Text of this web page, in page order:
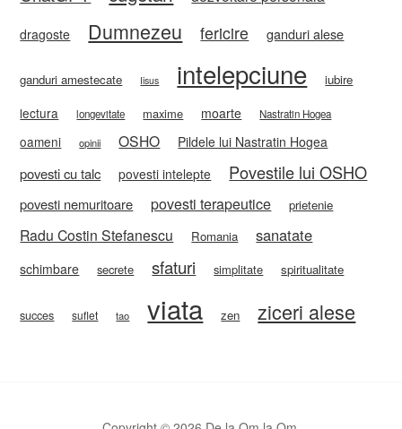
dragoste Dumnezeu fericire ganduri alese
ganduri amestecate Iisus intelepciune iubire
lectura longevitate maxime moarte Nastratin Hogea
oameni opinii OSHO Pildele lui Nastratin Hogea
povesti cu talc povesti intelepte Povestile lui OSHO
povesti nemuritoare povesti terapeutice prietenie
Radu Costin Stefanescu Romania sanatate
schimbare secrete sfaturi simplitate spiritualitate
succes suflet tao viata zen ziceri alese